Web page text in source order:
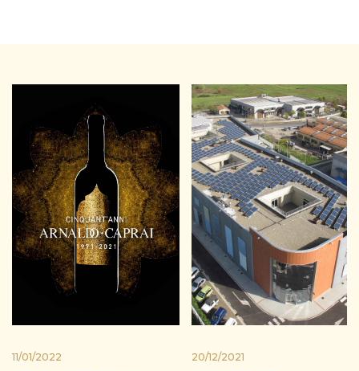
11/01/2022 20/12/2021